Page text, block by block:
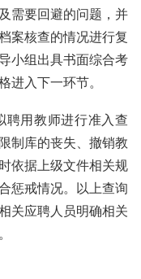
需要回避的问题，并
案核查的情况进行复
小组出具书面综合考
进入下一环节。
聘用教师进行准入查
制库的丧失、撤销教
依据上级文件相关规
惩戒情况。以上查询
关应聘人员明确相关